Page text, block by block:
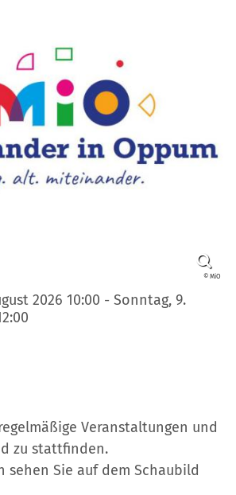
© MiO
2026 10:00 - Sonntag, 9.
Veranstaltungen und
zu stattfinden.
sehen Sie auf dem Schaubild